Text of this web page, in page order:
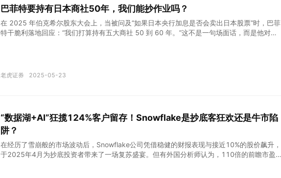
技 领先的智能驾驶解决方案供应商福瑞泰克 香港保安服务供货商安联国际 临床阶段的新一代
肿瘤疗法生物医药公司科望医药-B 领先的AI Home整体解决方案提供商华曦达科技 其他 $腾
讯控股(00700)$ 、 $小米集
巴菲特要持有日本商社50年，我们能抄作业吗？
在 2025 年伯克希尔股东大会上，当被问及“如果日本央行加息是否会卖出日本股票”时，巴菲
特干脆利落地回应：“我们打算持有五大商社 50 到 60 年。”这不是一句场面话，而是他对这
红、住友商事）的投资始于2019年，截至2024年底，伯克希尔宣布已将这五家公司的持股
遍及全球、深度嵌入产业链的综合性巨头简单归类为低增长的传统贸易公司，而忽视了它们在
经济体系中的核心枢纽作用。 其次，这些商社的商业模式与伯克希
老虎证券 2025-05-23
“数据湖+AI”狂揽124%客户留存！Snowflake是抄底客狂欢还是牛市陷
阱？
在经历了雪崩般的市场波动后，Snowflake公司凭借稳健的财报表现与接近10%的股价飙升，
于2025年4月为抄底投资者带来了一场复苏盛宴。但有外国分析师认为，110倍的前瞻市盈